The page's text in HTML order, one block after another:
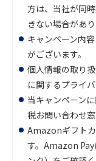
方は、当社が同
きない場合があり
キャンペーン内
がございます。
個人情報の取り
に関するプライ
当キャンペーン
税お問い合わせ
Amazonギフト
す。Amazon